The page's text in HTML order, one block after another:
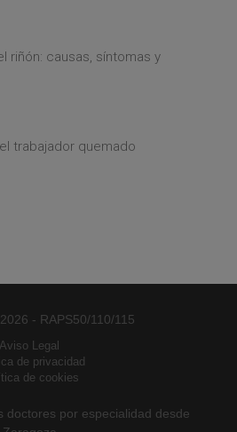
riñón: causas, síntomas y
trabajador quemado
- RAPS50/110/115
Aviso Legal
de privacidad
de cookies
doctores por especialidad desde